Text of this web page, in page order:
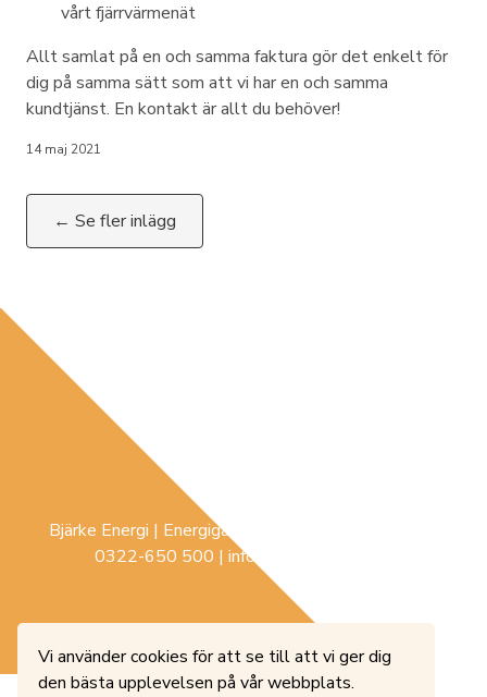
vårt fjärrvärmenät
Allt samlat på en och samma faktura gör det enkelt för
dig på samma sätt som att vi har en och samma
kundtjänst. En kontakt är allt du behöver!
14 maj 2021
← Se fler inlägg
Bjärke Energi | Energigatan 3 |
0322-650 500 | info@bjerke-energi.se
Vi använder cookies för att se till att vi ger dig
den bästa upplevelsen på vår webbplats.